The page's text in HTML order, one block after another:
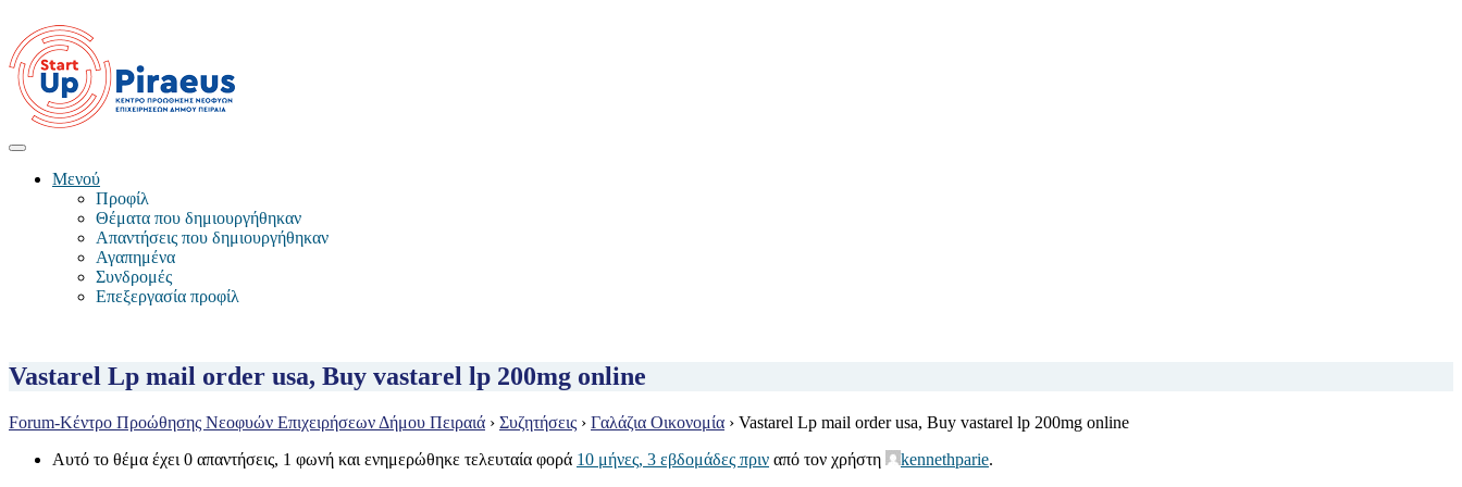
Μενού
Προφίλ
Θέματα που δημιουργήθηκαν
Απαντήσεις που δημιουργήθηκαν
Αγαπημένα
Συνδρομές
Επεξεργασία προφίλ
Vastarel Lp mail order usa, Buy vastarel lp 200mg online
Forum-Κέντρο Προώθησης Νεοφυών Επιχειρήσεων Δήμου Πειραιά › Συζητήσεις › Γαλάζια Οικονομία › Vastarel Lp mail order usa, Buy vastarel lp 200mg online
Αυτό το θέμα έχει 0 απαντήσεις, 1 φωνή και ενημερώθηκε τελευταία φορά 10 μήνες, 3 εβδομάδες πριν από τον χρήστη kennethparie.